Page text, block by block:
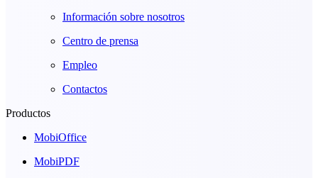
Información sobre nosotros
Centro de prensa
Empleo
Contactos
Productos
MobiOffice
MobiPDF